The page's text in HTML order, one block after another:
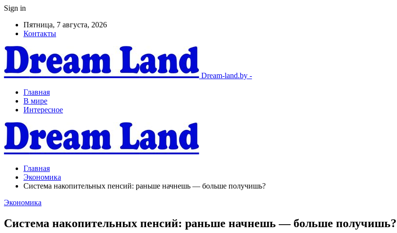
Sign in
Пятница, 7 августа, 2026
Контакты
Dream-land.by -
Главная
В мире
Интересное
Главная
Экономика
Система накопительных пенсий: раньше начнешь — больше получишь?
Экономика
Система накопительных пенсий: раньше начнешь — больше получишь?